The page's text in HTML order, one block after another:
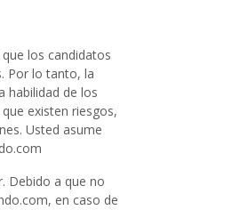
los candidatos
Por lo tanto, la
habilidad de los
existen riesgos,
Usted asume
Debido a que no
en caso de